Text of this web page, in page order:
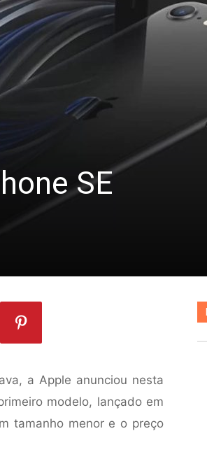
SE
a Apple anunciou nesta
modelo, lançado em
tamanho menor e o preço